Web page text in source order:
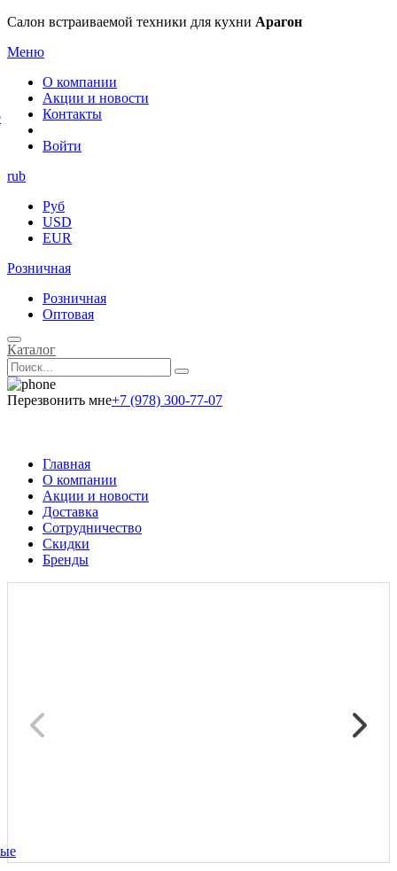
Салон встраиваемой техники для кухни Арагон
Меню
О компании
Акции и новости
Контакты
Войти
rub
Руб
USD
EUR
Розничная
Розничная
Оптовая
Каталог
Перезвонить мне+7 (978) 300-77-07
Главная
О компании
Акции и новости
Доставка
Сотрудничество
Скидки
Бренды